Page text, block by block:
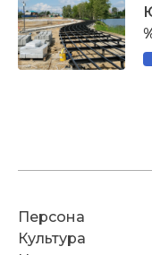
Персона
Культура